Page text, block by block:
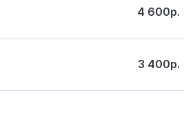
4 600р.
3 400р.